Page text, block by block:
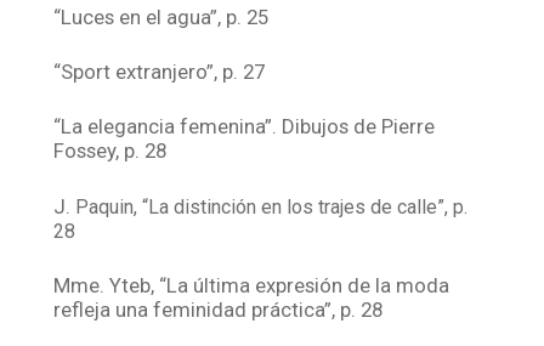
“Luces en el agua”, p. 25
“Sport extranjero”, p. 27
“La elegancia femenina”. Dibujos de Pierre
Fossey, p. 28
J. Paquin, “La distinción en los trajes de calle”, p.
28
Mme. Yteb, “La última expresión de la moda
refleja una feminidad práctica”, p. 28